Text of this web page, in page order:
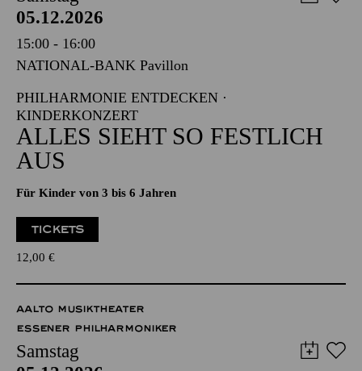
PHILHARMONIE ESSEN
Samstag
05.12.2026
15:00 - 16:00
NATIONAL-BANK Pavillon
PHILHARMONIE ENTDECKEN ·
KINDERKONZERT
ALLES SIEHT SO FESTLICH
Für Kinder von 3 bis 6 Jahren
12,00€
AALTO MUSIKTHEATER